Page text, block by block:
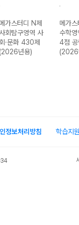
메가스터디 N제
사회탐구영역 사
·문화 430제
(2026년용)
메가스
수학영
4점 공
(2026
정보처리방침 학습지